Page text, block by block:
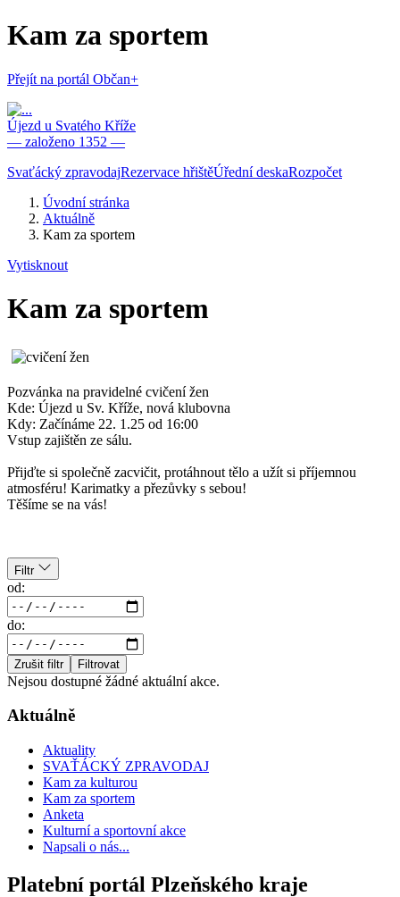
Kam za sportem
Přejít na portál Občan+
Újezd u Svatého Kříže
— založeno 1352 —
Svaťácký zpravodajRezervace hřištěÚřední deskaRozpočet
Úvodní stránka
Aktuálně
Kam za sportem
Vytisknout
Kam za sportem
Pozvánka na pravidelné cvičení žen
Kde: Újezd u Sv. Kříže, nová klubovna
Kdy: Začínáme 22. 1.25 od 16:00
Vstup zajištěn ze sálu.
Přijďte si společně zacvičit, protáhnout tělo a užít si příjemnou
atmosféru! Karimatky a přezůvky s sebou!
Těšíme se na vás!
Filtr
od:
do:
Zrušit filtr Filtrovat
Nejsou dostupné žádné aktuální akce.
Aktuálně
Aktuality
SVAŤÁCKÝ ZPRAVODAJ
Kam za kulturou
Kam za sportem
Anketa
Kulturní a sportovní akce
Napsali o nás...
Platební portál Plzeňského kraje